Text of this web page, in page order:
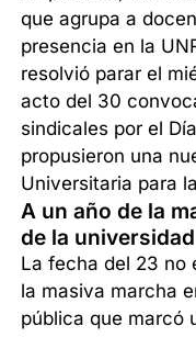
que agrupa a
presencia en la
resolvió parar el
acto del 30
sindicales por el
propusieron una
Universitaria para
A un año de la
de la
La fecha del 23 no
la masiva marcha
pública que marcó